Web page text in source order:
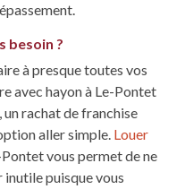
besoin ?
à presque toutes vos
avec hayon à Le-Pontet
un rachat de franchise
aller simple. Louer
vous permet de ne
puisque vous